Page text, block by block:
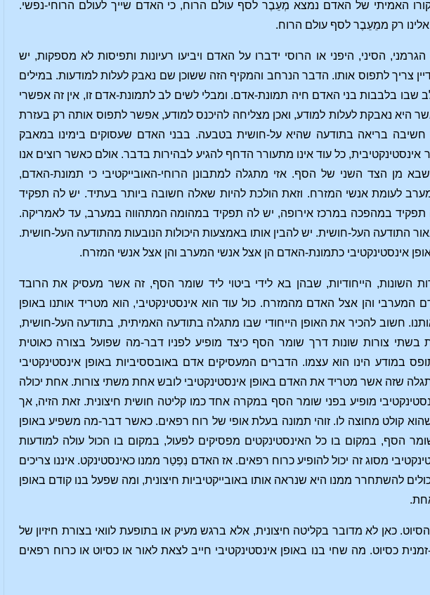
האמיתי של האדם נמצא מְעֵבֶר לסף עולם הרוח, כי האדם שייך לעולם הרוחי-נפשי.
רק ממֵעֵבֶר לסף עולם הרוח.
הסיני, היפני או הרוסי ידברו על האדם ויביעו רעיונות ותפיסות לא מספקות, יש
צריך לתפוס אותו. הדבר הנרחב והמקיף הזה ששוכן שם נאבק לעלות למודעות. במילים
בלבבות בני האדם חיה תמונת-אדם. ומבלי לשים לב לתמונת-אדם זו, אין זה אפשרי
היא נאבקת לעלות למודע, ואכן מצליחה להיכנס למודע, אפשר לתפוס אותה רק בעזרת
חשיבה בריאה בתודעה שהיא על-חושית בטבעה. בבני האדם שעסוקים בימינו במאבק
כל עוד אינו מתעורר הדחף להגיע לבהירות בדבר. אולם כאשר רוצים אנו
מן הצד השני של הסף. אזי מתגלה למתבונן הרוחי-האובייקטיבי כי תמונת-האדם,
לעומת אנשי המזרח. וזאת הולכת להיות שאלה חשובה ביותר בעתיד. יש לה תפקיד
תפקיד במהפכה במרכז אירופה, יש לה תפקיד במהומה המתהווה במערב, עד לאמריקה.
התודעה העל-חושית. יש להבין אותו באמצעות היכולות הנובעות מהתודעה העל-חושית.
אינסטינקטיבי כתמונת-האדם הן אצל אנשי המערב והן אצל אנשי המזרח.
השונות, הייחודיות, שבהן בא לידי ביטוי ליד שומר הסף, זה אשר מעסיק את הרובד
המערבי והן אצל האדם מהמזרח. כול עוד הוא אינסטינקטיבי, הוא מטריד אותנו באופן
חשוב להכיר את האופן הייחודי שבו מתגלה בתודעה האמיתית, בתודעה העל-חושית,
צורות שונות דרך שומר הסף כיצד מופיע לפניו דבר-מה שפועל בצורה כאוטית
במודע הינו הוא עצמו. הדברים המעסיקים אדם באובססיביות באופן אינסטינקטיבי
שזה אשר מטריד את האדם באופן אינסטינקטיבי לובש אחת משתי צורות. אחת יכולה
מופיע בפני שומר הסף במקרה אחד כמו קליטה חושית חיצונית. זאת הזיה, אך
קולט מחוצה לו. זוהי תמונה בעלת אופי של רוח רפאים. כאשר דבר-מה משפיע באופן
הסף, במקום בו כל האינסטינקטים מפסיקים לפעול, במקום בו הכול עולה למודעות
מסוג זה יכול להופיע כרוח רפאים. אז האדם נִפְטַר ממנו כאינסטינקט. איננו צריכים
להשתחרר ממנו היא שנראה אותו באובייקטיביות חיצונית, ומה שפעל בנו קודם באופן
כאן לא מדובר בקליטה חיצונית, אלא ברגש מעיק או בתופעת לוואי בצורת חיזיון של
כסיוט. מה שחי בנו באופן אינסטינקטיבי חייב לצאת לאור או כסיוט או כרוח רפאים